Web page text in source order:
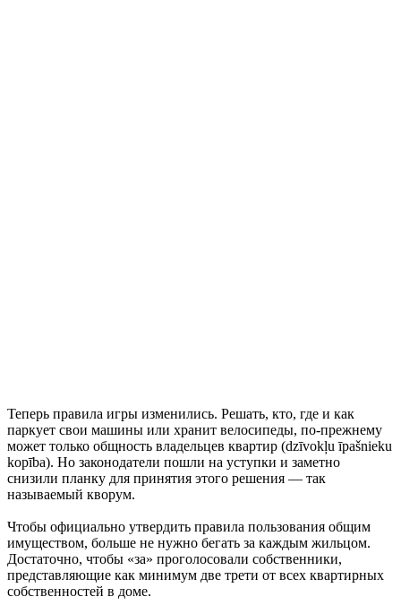
Теперь правила игры изменились. Решать, кто, где и как
паркует свои машины или хранит велосипеды, по-прежнему
может только общность владельцев квартир (dzīvokļu īpašnieku
kopība). Но законодатели пошли на уступки и заметно
снизили планку для принятия этого решения — так
называемый кворум.
Чтобы официально утвердить правила пользования общим
имуществом, больше не нужно бегать за каждым жильцом.
Достаточно, чтобы «за» проголосовали собственники,
представляющие как минимум две трети от всех квартирных
собственностей в доме.